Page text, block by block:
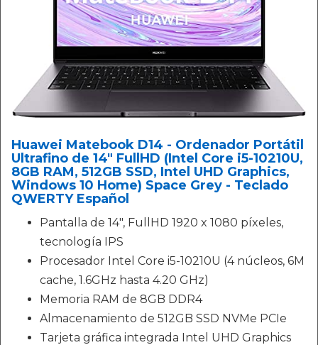
Huawei Matebook D14 - Ordenador Portátil
Ultrafino de 14" FullHD (Intel Core i5-10210U,
8GB RAM, 512GB SSD, Intel UHD Graphics,
Windows 10 Home) Space Grey - Teclado
QWERTY Español
Pantalla de 14", FullHD 1920 x 1080 píxeles,
tecnología IPS
Procesador Intel Core i5-10210U (4 núcleos, 6M
cache, 1.6GHz hasta 4.20 GHz)
Memoria RAM de 8GB DDR4
Almacenamiento de 512GB SSD NVMe PCIe
Tarjeta gráfica integrada Intel UHD Graphics